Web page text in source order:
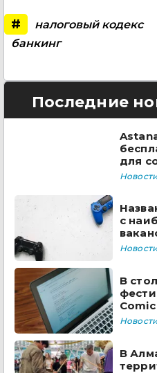
# налоговый кодекс
банкинг
Последние
для
Новости
с
Новости
В
Новости
В